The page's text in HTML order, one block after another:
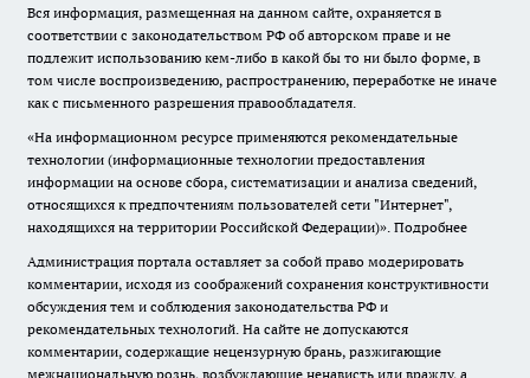
Вся информация, размещенная на данном сайте, охраняется в
соответствии с законодательством РФ об авторском праве и не
подлежит использованию кем-либо в какой бы то ни было форме, в
том числе воспроизведению, распространению, переработке не иначе
как с письменного разрешения правообладателя.
«На информационном ресурсе применяются рекомендательные
технологии (информационные технологии предоставления
информации на основе сбора, систематизации и анализа сведений,
относящихся к предпочтениям пользователей сети "Интернет",
находящихся на территории Российской Федерации)». Подробнее
Администрация портала оставляет за собой право модерировать
комментарии, исходя из соображений сохранения конструктивности
обсуждения тем и соблюдения законодательства РФ и
рекомендательных технологий. На сайте не допускаются
комментарии, содержащие нецензурную брань, разжигающие
межнациональную рознь, возбуждающие ненависть или вражду, а